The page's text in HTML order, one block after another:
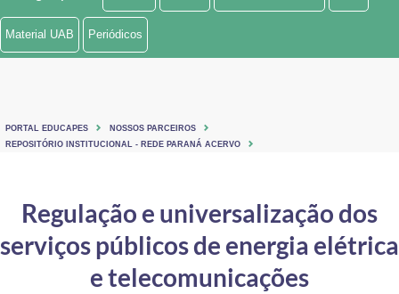
Ministério de Minas e Energia
Ministério do Turismo
Controladoria-Geral da União
Ministério da Mulher, da Família e dos Direitos Humanos
Material UAB Periódicos
PORTAL EDUCAPES
NOSSOS PARCEIROS
REPOSITÓRIO INSTITUCIONAL - REDE PARANÁ ACERVO
Regulação e universalização dos
serviços públicos de energia elétrica
e telecomunicações